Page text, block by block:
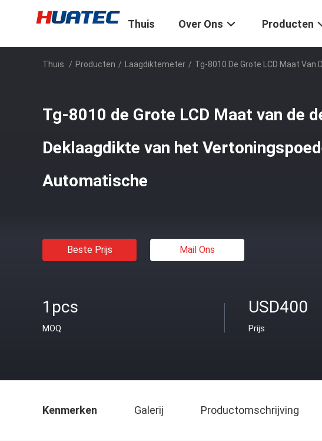
Thuis Over Ons Producten
Thuis / Producten / Laagdiktemeter / Tg-8010 De Grote LCD Maat
Tg-8010 de Grote LCD Maat van de
Deklaagdikte van het
Automatische
Beste Prijs Mail Ons
1pcs
MOQ
USD400
Prijs
Kenmerken Galerij Productomschrijving